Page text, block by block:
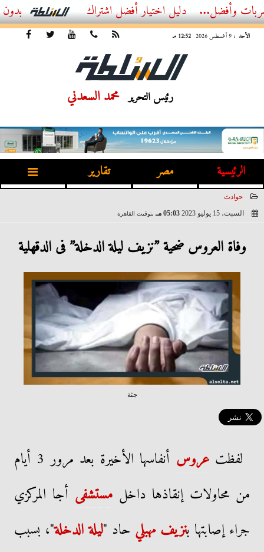
أفضل اشتراك IPTV بدون تقطيع 2026 – دليل المشاهد العصري
الأحد ، 9 أغسطس 2026 12:52 مـ
رئيس التحرير محمد السعدني
الرئيسية مصر تقارير
حوادث
السبت، 15 يوليو 2023
05:03 مـ بتوقيت القاهرة
وفاة العروس ضحية ”نزيف ليلة الدخلة” فى الدقهلية
جثة
لفظتعروس
أنفاسها الأخيرة بعد مرور 3 أيام
من محاولات إنقاذها داخلمستشفى أجا المركزي
جراء إصابتها بنزيف مهبلي حاد "ليلة الدخلة"، بسبب